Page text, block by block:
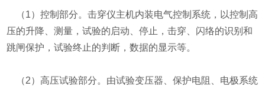
（1）控制部分。击穿仪主机内装电气控制系统，以控制高
压的升降、测量，试验的启动、停止，击穿、闪络的识别和
跳闸保护，试验终止的判断，数据的显示等。
（2）高压试验部分。由试验变压器、保护电阻、电极系统